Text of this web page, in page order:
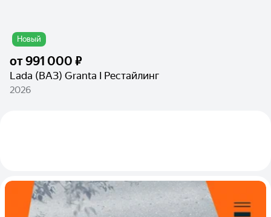
Новый
от991 000 ₽
Lada (ВАЗ) Granta I Рестайлинг
2026